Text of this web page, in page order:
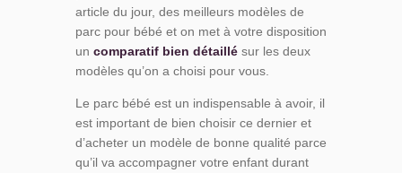
article du jour, des meilleurs modèles de
parc pour bébé et on met à votre disposition
un comparatif bien détaillé sur les deux
modèles qu’on a choisi pour vous.
Le parc bébé est un indispensable à avoir, il
est important de bien choisir ce dernier et
d’acheter un modèle de bonne qualité parce
qu’il va accompagner votre enfant durant